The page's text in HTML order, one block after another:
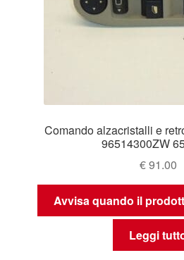
Comando alzacristalli e
96514300ZW
€91.00
Avvisa quando il
Leggi